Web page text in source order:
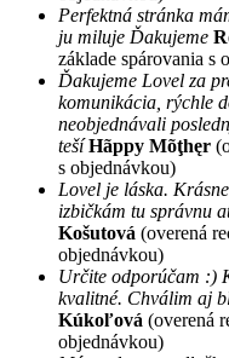
Perfektná stránka
ju miluje Ďakujeme
základe spárovania s
Ďakujeme Lovel za
komunikácia, rýchle
neobjednávali
tešíHãppy Mõţhęr
s objednávkou)
Lovel je láska.
izbičkám tu správnu
Košutová (overená
objednávkou)
Určite odporúčam :)
kvalitné. Chválim aj
Kúkoľová (overená
objednávkou)